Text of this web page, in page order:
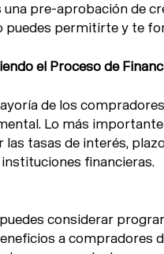
pre-aprobación de
puedes permitirte y te
el Proceso de
de los
Lo más
las tasas de interés,
financieras.
considerar
a compradores